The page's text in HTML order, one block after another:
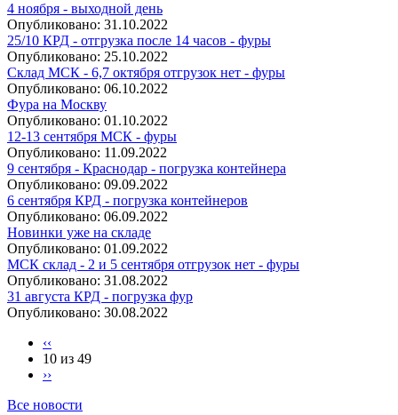
4 ноября - выходной день
Опубликовано: 31.10.2022
25/10 КРД - отгрузка после 14 часов - фуры
Опубликовано: 25.10.2022
Склад МСК - 6,7 октября отгрузок нет - фуры
Опубликовано: 06.10.2022
Фура на Москву
Опубликовано: 01.10.2022
12-13 сентября МСК - фуры
Опубликовано: 11.09.2022
9 сентября - Краснодар - погрузка контейнера
Опубликовано: 09.09.2022
6 сентября КРД - погрузка контейнеров
Опубликовано: 06.09.2022
Новинки уже на складе
Опубликовано: 01.09.2022
МСК склад - 2 и 5 сентября отгрузок нет - фуры
Опубликовано: 31.08.2022
31 августа КРД - погрузка фур
Опубликовано: 30.08.2022
‹‹
10 из 49
››
Все новости